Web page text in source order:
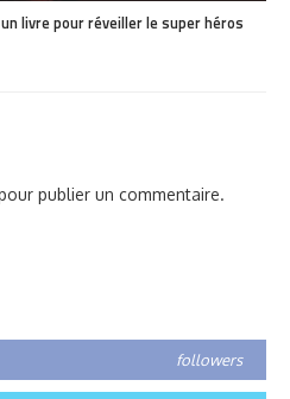
livre pour réveiller le super héros
publier un commentaire.
followers